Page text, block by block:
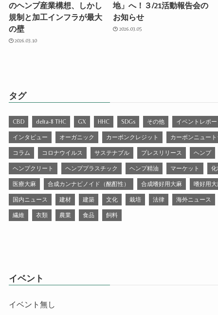
のヘンプ産業構想、しかし
規制と加工インフラが最大
の壁
2026.03.10
地」へ！３/21活動報告会の
お知らせ
2026.03.05
タグ
CBD delta-8 THC GX HHC SDGs その他 イベントレポ
インタビュー オーガニック カーボンクレジット カーボンニュー
コラム コロナウイルス サステナブル プレスリリース ヘンプ
ヘンプクリート ヘンププラスチック ヘンプ精油 マーケット
医療大麻 合成カンナビノイド（酩酊性） 合成嗜好用大麻 嗜好用
国内ニュース 建材 建築 文化 栽培 法律 海外ニュース
繊維 衣類 農業 食品 飼料
イベント
イベント無し